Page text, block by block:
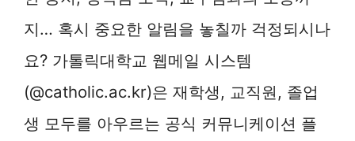
지… 혹시 중요한 알림을 놓칠까 걱정되시나
요? 가톨릭대학교 웹메일 시스템
(@catholic.ac.kr)은 재학생, 교직원, 졸업
생 모두를 아우르는 공식 커뮤니케이션 플